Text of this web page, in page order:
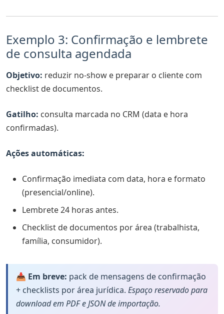
Exemplo 3: Confirmação e lembrete
de consulta agendada
Objetivo: reduzir no-show e preparar o cliente com
checklist de documentos.
Gatilho: consulta marcada no CRM (data e hora
confirmadas).
Ações automáticas:
Confirmação imediata com data, hora e formato
(presencial/online).
Lembrete 24 horas antes.
Checklist de documentos por área (trabalhista,
família, consumidor).
📥 Em breve: pack de mensagens de confirmação
+ checklists por área jurídica. Espaço reservado para
download em PDF e JSON de importação.